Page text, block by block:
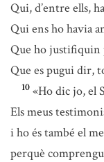
Qui, d’entre ells,
Qui ens ho havia
Que ho justifiquin
Que es pugui dir,
10 «Ho dic jo, el
Els meus
i ho és també el
perquè